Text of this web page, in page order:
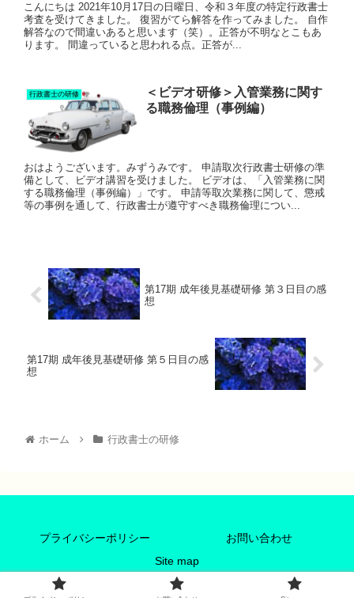
こんにちは 2021年10月17日の日曜日、令和３年度の特定行政書士
考査を受けてきました。 復習がてら解答を作ってみました。 自作
解答なので間違いあると思います（笑）。正答が不明なとこもあ
ります。 間違っていると思われる点。正答が...
行政書士の研修
＜ビデオ研修＞入管業務に関す
る職務倫理（事例編）
おはようございます。みずうみです。 申請取次行政書士研修の準
備として、ビデオ講習を受けました。 ビデオは、「入管業務に関
する職務倫理（事例編）」です。 申請等取次業務に関して、懲戒
等の事例を通して、行政書士が遵守すべき職務倫理につい...
第17期 成年後見基礎研修 第３日目の感
想
第17期 成年後見基礎研修 第５日目の感
想
ホーム 行政書士の研修
プライバシーポリシー
お問い合わせ
Site map
Copyright © 2021 みずうみブログ All Rights Reserved.